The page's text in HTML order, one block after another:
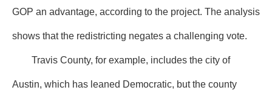
GOP an advantage, according to the project. The analysis
shows that the redistricting negates a challenging vote.
Travis County, for example, includes the city of
Austin, which has leaned Democratic, but the county